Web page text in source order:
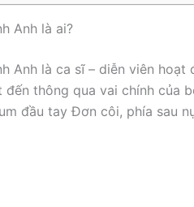
Anh là ai?
Anh là ca sĩ – diễn viên
đến thông qua vai chính của
đầu tay Đơn côi, phía sau